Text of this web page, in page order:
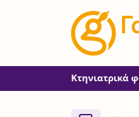
Κτηνιατρικά